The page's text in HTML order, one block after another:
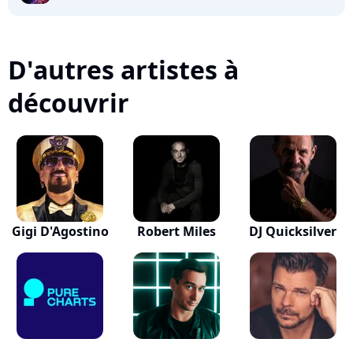
D'autres artistes à
découvrir
Gigi D'Agostino Robert Miles DJ Quicksilver